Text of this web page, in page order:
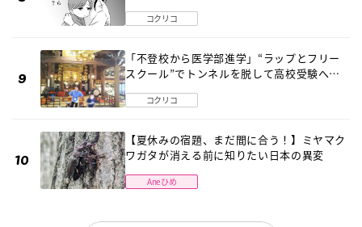
コクリコ
「不登校から医学部進学」“ラップとフリー
スクール”でトンネルを脱して高校受験へ
コクリコ
【夏休みの宿題、まだ間に合う！】ミヤマク
ワガタが消える前に知りたい日本の異変
Aneひめ